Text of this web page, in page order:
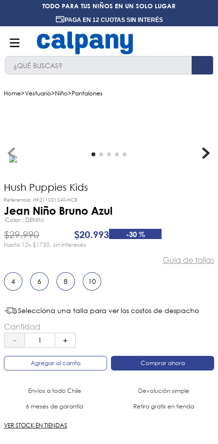
TODO PARA TUS NIÑOS EN UN SOLO LUGAR
PAGA EN 12 CUOTAS SIN INTERÉS
¿QUÉ BUSCAS?
Vestuario Niño Pantalones
Hush Puppies Kids
Referencia: HK211021540-HCB
Jean Niño Bruno Azul
Color DENIM
$29.990 $20.993 -30 %
12x$1750 sin intereses
Guia de tallas
4 6 8 10
Selecciona una talla para ver los costos de despacho
Cantidad
＋
－
Agregar al carrito Comprar ahora
Envíos a todo Chile
Devolución simple
6 meses de garantía
Retira gratis en tienda
VER STOCK EN TIENDAS
6.
ergonomico
7.
zapatillas
8.
botin niño
9.